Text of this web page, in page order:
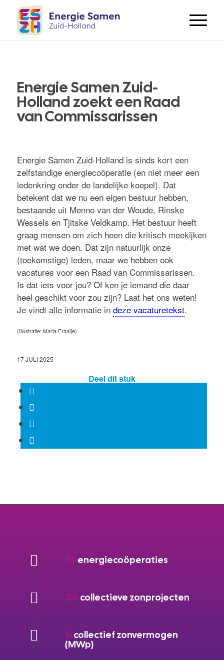
Energie Samen Zuid-
Holland zoekt een Raad
van Commissarissen
Energie Samen Zuid-Holland is sinds kort een
zelfstandige energiecoöperatie (en niet meer een
ledenkring onder de landelijke koepel). Dat
betekent dat we nu een eigen bestuur hebben,
bestaande uit Menno van der Woude, Rinske
Wessels en Tjitske Veldkamp. Het bestuur heeft
graag mensen om zich heen die kritisch meekijken
met wat we doen. Dat zijn natuurlijk onze
(toekomstige) leden, maar we hebben ook
vacatures voor een Raad van Commissarissen.
Is dat iets voor jou? Of ken je iemand die daar
heel geschikt voor zou zijn? Laat het ons weten!
Je vindt alle informatie in deze vacaturetekst.
(Illustratie: Maria Fraaije)
17 JULI 2025
Deel dit stuk
energiecoöperaties
100collectieve zonprojecten
15collectief zonvermogen
(MWp)